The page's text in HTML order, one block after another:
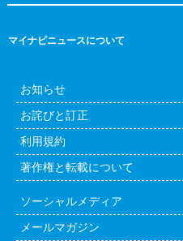
マイナビニュースについて
お知らせ
お詫びと訂正
利用規約
著作権と転載について
ソーシャルメディア
メールマガジン